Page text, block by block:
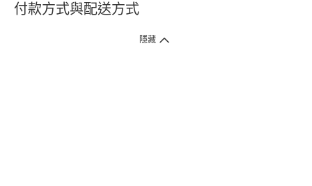
付款方式與配送方式
隱藏